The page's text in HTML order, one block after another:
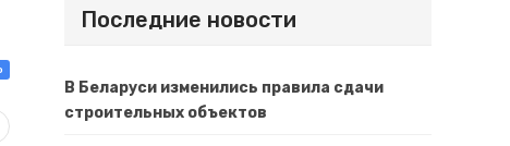
Последние новости
В Беларуси изменились правила сдачи
строительных объектов